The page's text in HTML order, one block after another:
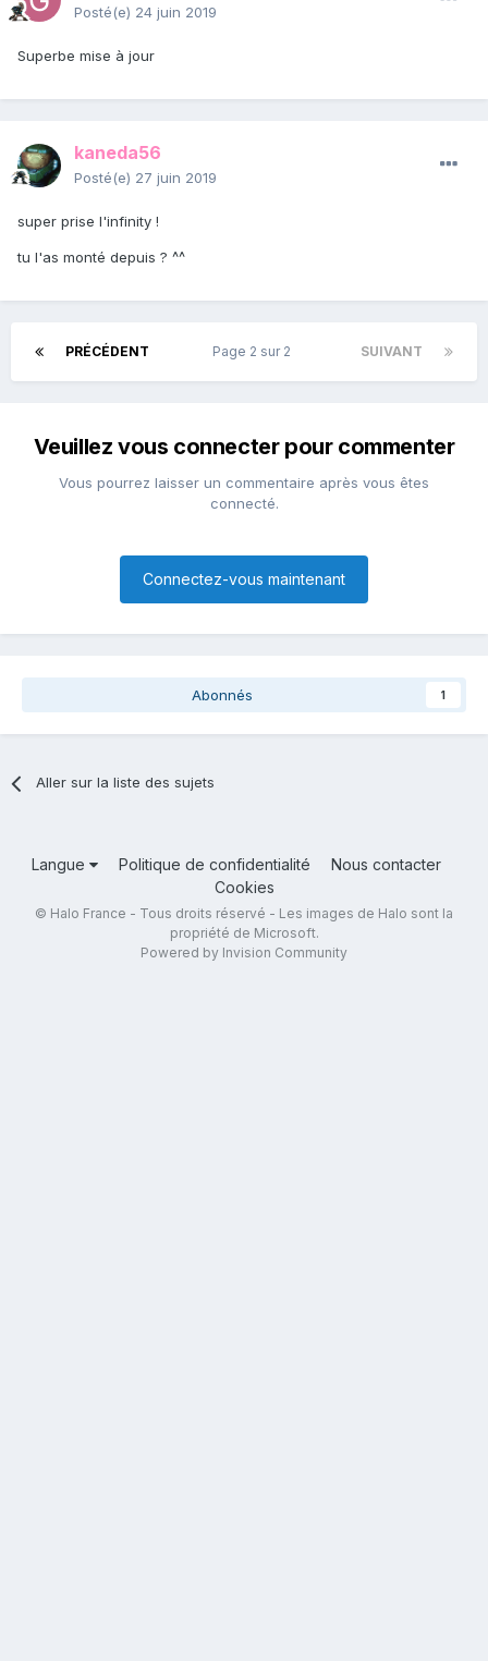
Posté(e) 24 juin 2019
Superbe mise à jour
kaneda56
Posté(e) 27 juin 2019
super prise l'infinity !
tu l'as monté depuis ? ^^
PRÉCÉDENT SUIVANT
Page 2 sur 2
Veuillez vous connecter pour commenter
Vous pourrez laisser un commentaire après vous êtes
connecté.
Connectez-vous maintenant
Abonnés 1
Aller sur la liste des sujets
Langue Politique de confidentialité
Nous contacter
Cookies
© Halo France - Tous droits réservé - Les images de Halo sont la
propriété de Microsoft.
Powered by Invision Community